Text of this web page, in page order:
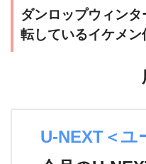
ダンロップウィン
転しているイケメン
U-NEXT＜ユ